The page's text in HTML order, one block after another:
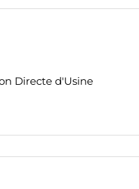
Directe d'Usine